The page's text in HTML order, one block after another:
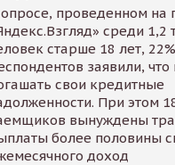
проведенном на
среди 1,2
старше 18 лет, 22%
заявили, что
свои кредитные
При этом
вынуждены
более половины
доход